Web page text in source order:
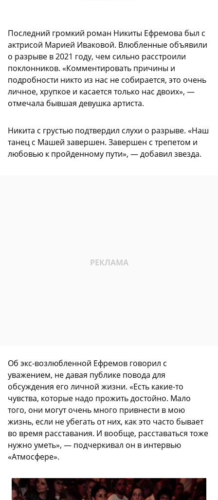
Последний громкий роман Никиты Ефремова был с
актрисой Марией Иваковой. Влюбленные объявили
о разрыве в 2021 году, чем сильно расстроили
поклонников. «Комментировать причины и
подробности никто из нас не собирается, это очень
личное, хрупкое и касается только нас двоих», —
отмечала бывшая девушка артиста.
Никита с грустью подтвердил слухи о разрыве. «Наш
танец с Машей завершен. Завершен с трепетом и
любовью к пройденному пути», — добавил звезда.
Об экс-возлюбленной Ефремов говорил с
уважением, не давая публике повода для
обсуждения его личной жизни. «Есть какие-то
чувства, которые надо прожить достойно. Мало
того, они могут очень много привнести в мою
жизнь, если не убегать от них, как это часто бывает
во время расставания. И вообще, расставаться тоже
нужно уметь», — подчеркивал он в интервью
«Атмосфере».